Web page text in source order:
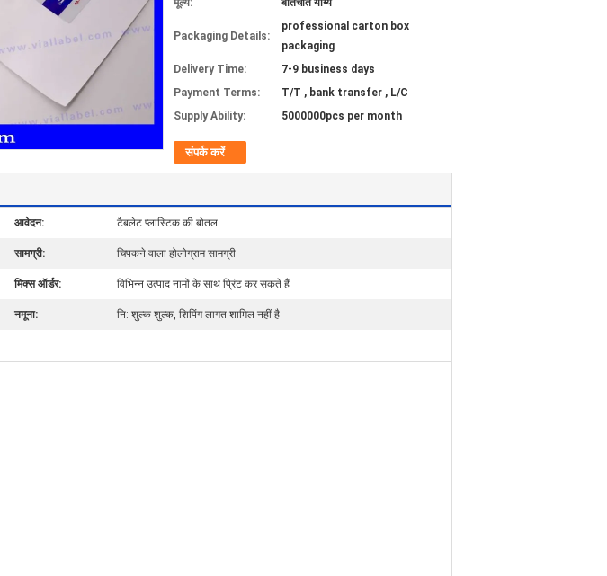
मूल्य: बातचीत योग्य
Packaging Details:
professional carton box
packaging
Delivery Time:
7-9 business days
Payment Terms:
T/T , bank transfer , L/C
Supply Ability:
5000000pcs per month
संपर्क करें
आवेदन: टैबलेट प्लास्टिक की बोतल
सामग्री: चिपकने वाला होलोग्राम सामग्री
मिक्स ऑर्डर: विभिन्न उत्पाद नामों के साथ प्रिंट कर सकते हैं
नमूना: नि: शुल्क शुल्क, शिपिंग लागत शामिल नहीं है